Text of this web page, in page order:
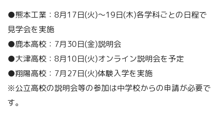
●熊本工業：8月17日(火)～19日(木)各学科ごとの日程で
見学会を実施
●鹿本高校：7月30日(金)説明会
●大津高校：8月10日(火)オンライン説明会を予定
●翔陽高校：7月27日(火)体験入学を実施
※公立高校の説明会等の参加は中学校からの申請が必要で
す。